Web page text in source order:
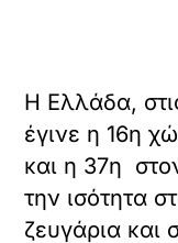
Η Ελλάδα,
έγινε η 16η
και η 37η
την ισότητα
ζευγάρια